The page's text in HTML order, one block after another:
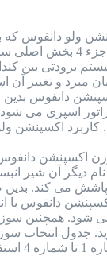
ولو دانفوس که
به شمار می رود. این قطعه
برودتی بین
مبرد و تغییر
دانفوس
اکسپنشن
آن شیر
می کند.
همچنین